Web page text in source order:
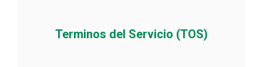
Terminos del Servicio (TOS)